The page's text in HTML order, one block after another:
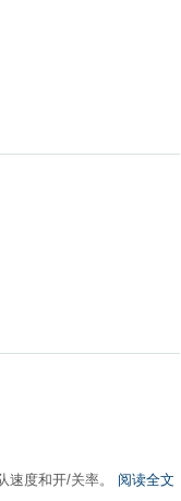
速度和开/关率。 阅读全文